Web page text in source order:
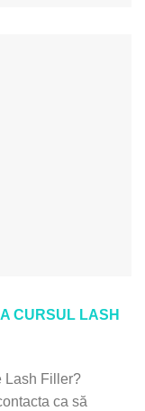
CURSUL LASH
Lash Filler?
ca să